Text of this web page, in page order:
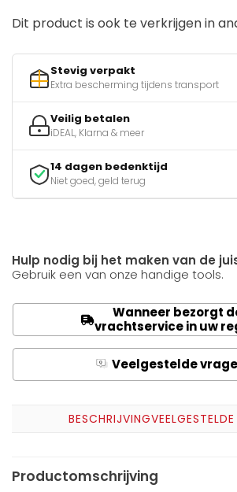
Dit product is ook te verkrijgen in
Stevig verpakt
Extra bescherming tijdens transport
Veilig betalen
iDEAL, Klarna & meer
14 dagen bedenktijd
Niet goed, geld terug
Hulp nodig bij het maken van de
Gebruik een van onze handige tools.
Wanneer bezorgt
vrachtservice in uw
Q Veelgestelde
BESCHRIJVING
Productomschrijving